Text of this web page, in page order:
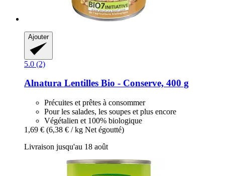
Ajouter
5.0 (2)
Alnatura Lentilles Bio -​ Conserve, 400 g
Précuites et prêtes à consommer
Pour les salades, les soupes et plus encore
Végétalien et 100% biologique
1,69 € (6,38 € / kg Net égoutté)
Livraison jusqu'au 18 août